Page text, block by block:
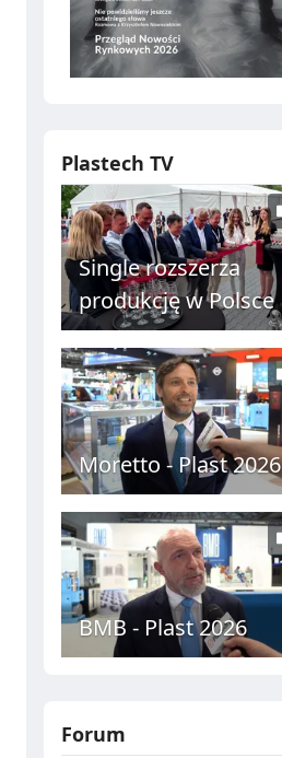
Plastech TV
Single rozszerza
produkcję w Polsce
Moretto - Plast 2026
BMB - Plast 2026
Forum